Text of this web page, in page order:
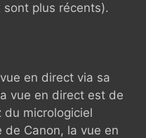
plus récents).
en direct via sa
vue en direct est de
micrologiciel
Canon, la vue en